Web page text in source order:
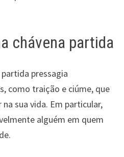
chávena partida
pressagia
como traição e ciúme, que
sua vida. Em particular,
alguém em quem